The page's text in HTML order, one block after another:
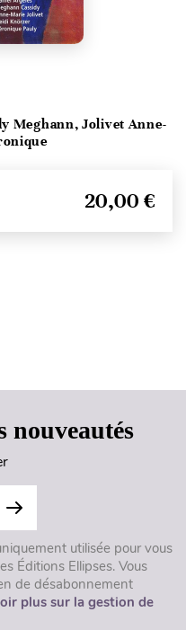
Meghann, Jolivet Anne-
20,00 €
nouveautés
utilisée pour vous
Éditions Ellipses. Vous
de désabonnement
plus sur la gestion de